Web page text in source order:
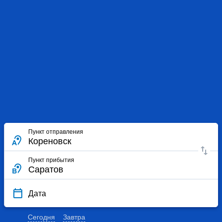
Пункт отправления
Пункт прибытия
Дата
Сегодня Завтра